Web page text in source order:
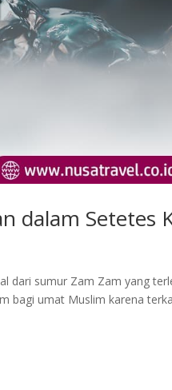
dalam Setetes
dari sumur Zam Zam yang
bagi umat Muslim karena